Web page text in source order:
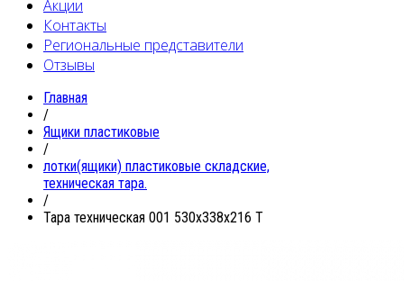
Акции
Контакты
Региональные представители
Отзывы
Главная
/
Ящики пластиковые
/
лотки(ящики) пластиковые складские,
техническая тара.
/
Тара техническая 001 530x338x216 T